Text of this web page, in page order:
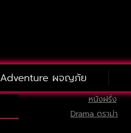
Adventure ผจญภัย
หนังฝรั่ง
Drama ดราม่า